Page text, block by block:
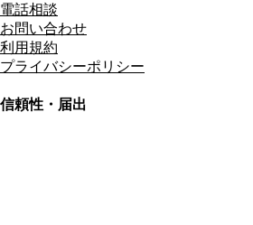
電話相談
お問い合わせ
利用規約
プライバシーポリシー
信頼性・届出